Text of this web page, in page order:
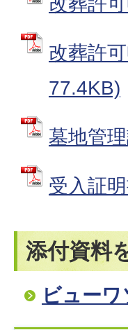
改葬許
77.4KB)
墓地管
受入証
添付資料
ビュー